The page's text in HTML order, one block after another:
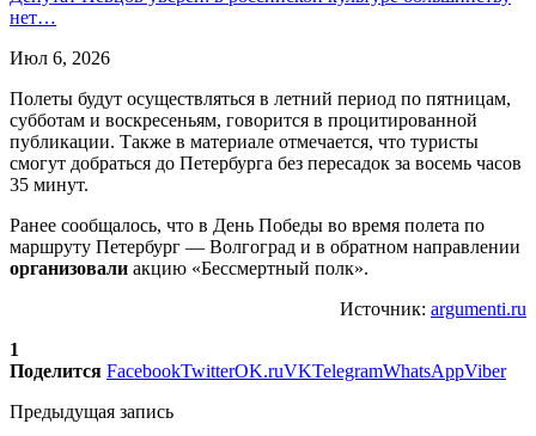
нет…
Июл 6, 2026
Полеты будут осуществляться в летний период по пятницам,
субботам и воскресеньям, говорится в процитированной
публикации. Также в материале отмечается, что туристы
смогут добраться до Петербурга без пересадок за восемь часов
35 минут.
Ранее сообщалось, что в День Победы во время полета по
маршруту Петербург — Волгоград и в обратном направлении
организовали акцию «Бессмертный полк».
Источник: argumenti.ru
1
Поделится FacebookTwitterOK.ruVKTelegramWhatsAppViber
Предыдущая запись